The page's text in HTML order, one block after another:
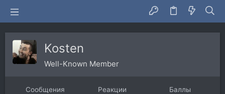
Kosten
Well-Known Member
Сообщения Реакции Баллы